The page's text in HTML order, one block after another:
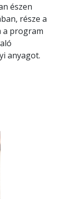
észen
része a
a program
anyagot.